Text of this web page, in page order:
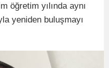
öğretim yılında aynı
yeniden buluşmayı